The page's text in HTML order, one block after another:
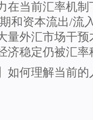
在当前汇率机
和资本流出/流
量外汇市场干
济稳定仍被汇
如何理解当前